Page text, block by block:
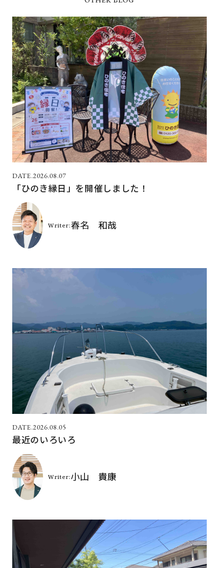
2026.08.07
「ひのき縁日」を開催しました！
2026.08.05
最近のいろいろ